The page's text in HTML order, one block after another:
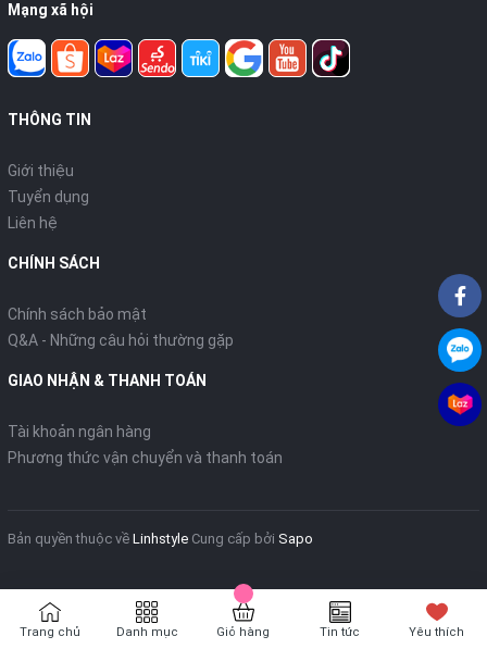
Mạng xã hội
THÔNG TIN
Giới thiệu
Tuyển dụng
Liên hệ
CHÍNH SÁCH
Chính sách bảo mật
Q&A - Những câu hỏi thường gặp
GIAO NHẬN & THANH TOÁN
Tài khoản ngân hàng
Phương thức vận chuyển và thanh toán
Bản quyền thuộc về Linhstyle Cung cấp bởi Sapo
Trang chủ Danh mục Giỏ hàng Tin tức Yêu thích